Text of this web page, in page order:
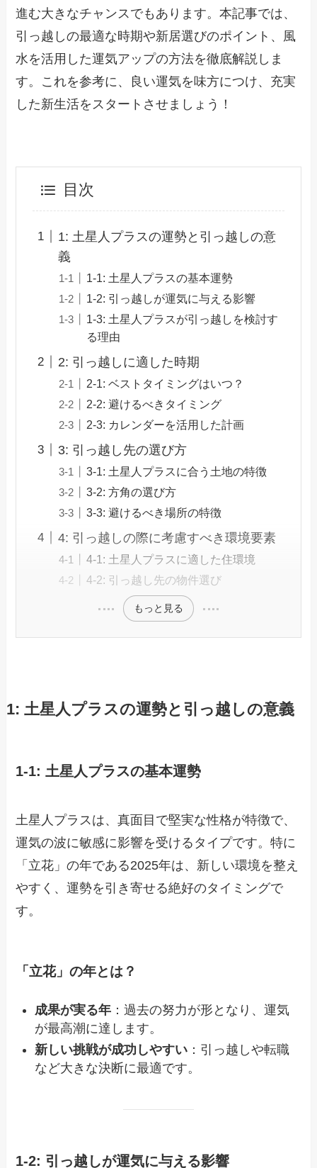
進む大きなチャンスでもあります。本記事では、
引っ越しの最適な時期や新居選びのポイント、風
水を活用した運気アップの方法を徹底解説しま
す。これを参考に、良い運気を味方につけ、充実
した新生活をスタートさせましょう！
目次
1: 土星人プラスの運勢と引っ越しの意
義
1-1: 土星人プラスの基本運勢
1-2: 引っ越しが運気に与える影響
1-3: 土星人プラスが引っ越しを検討す
る理由
2: 引っ越しに適した時期
2-1: ベストタイミングはいつ？
2-2: 避けるべきタイミング
2-3: カレンダーを活用した計画
3: 引っ越し先の選び方
3-1: 土星人プラスに合う土地の特徴
3-2: 方角の選び方
3-3: 避けるべき場所の特徴
4: 引っ越しの際に考慮すべき環境要素
4-1: 土星人プラスに適した住環境
4-2: 引っ越し先の物件選び
もっと見る
1: 土星人プラスの運勢と引っ越しの意義
1-1: 土星人プラスの基本運勢
土星人プラスは、真面目で堅実な性格が特徴で、
運気の波に敏感に影響を受けるタイプです。特に
「立花」の年である2025年は、新しい環境を整え
やすく、運勢を引き寄せる絶好のタイミングで
す。
「立花」の年とは？
成果が実る年 ：過去の努力が形となり、運気
が最高潮に達します。
新しい挑戦が成功しやすい ：引っ越しや転職
など大きな決断に最適です。
1-2: 引っ越しが運気に与える影響